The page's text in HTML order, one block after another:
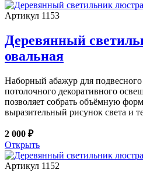
Артикул 1153
Деревянный
овальная
Наборный абажур для
потолочного декоративного
позволяет собрать объёмную
выразительный рисунок света и
2 000 ₽
Открыть
Артикул 1152